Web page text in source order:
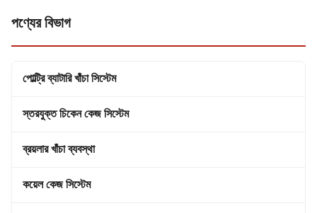
পণ্যের বিভাগ
পোল্ট্রি ব্যাটারি খাঁচা সিস্টেম
স্তরযুক্ত চিকেন কেজ সিস্টেম
ব্রয়লার খাঁচা ব্যবস্থা
কয়েল কেজ সিস্টেম